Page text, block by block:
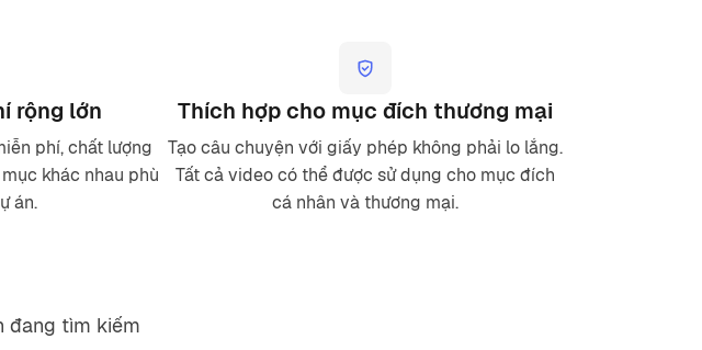
rộng lớn
phí, chất lượng
khác nhau phù
án.
Thích hợp cho mục đích thương mại
Tạo câu chuyện với giấy phép không phải lo lắng.
Tất cả video có thể được sử dụng cho mục đích
cá nhân và thương mại.
đang tìm kiếm